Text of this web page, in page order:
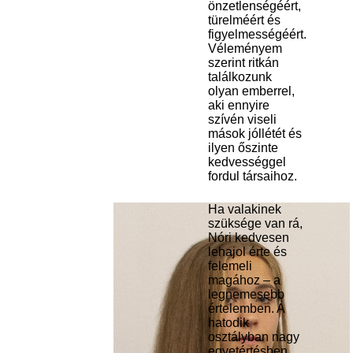
önzetlenségéért,
türelméért és
figyelmességéért.
Véleményem
szerint ritkán
találkozunk
olyan emberrel,
aki ennyire
szívén viseli
mások jóllétét és
ilyen őszinte
kedvességgel
fordul társaihoz.
Ha valakinek
szüksége van rá,
Nóri kedvesen
lehajol érte és
felemeli
magához – a
legnemesebb
értelemben. A
hatodik
osztályban nagy